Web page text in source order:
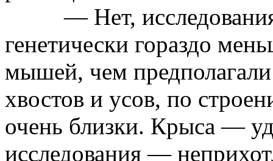
— Нет,
генетически гораздо
мышей, чем
хвостов и усов, по
очень близки. Крыса —
исследования —